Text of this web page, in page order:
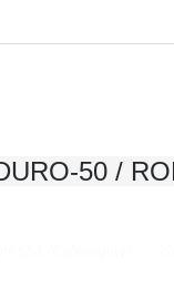
50 /